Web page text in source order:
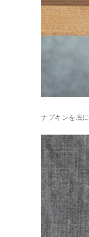
ナプキンを底